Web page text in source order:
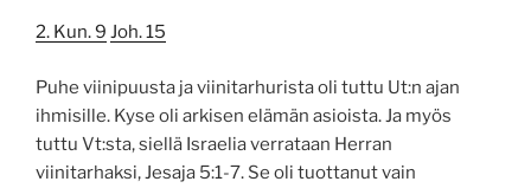
2. Kun. 9 Joh. 15
Puhe viinipuusta ja viinitarhurista oli tuttu Ut:n ajan
ihmisille. Kyse oli arkisen elämän asioista. Ja myös
tuttu Vt:sta, siellä Israelia verrataan Herran
viinitarhaksi, Jesaja 5:1-7. Se oli tuottanut vain